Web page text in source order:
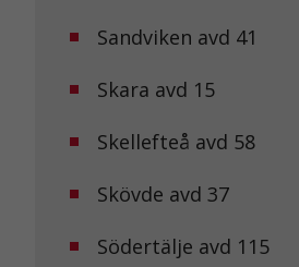
Sandviken avd 41
Skara avd 15
Skellefteå avd 58
Skövde avd 37
Södertälje avd 115